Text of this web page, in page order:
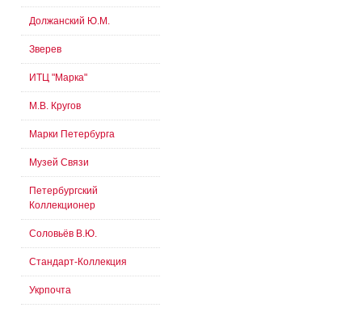
Должанский Ю.М.
Зверев
ИТЦ "Марка"
М.В. Кругов
Марки Петербурга
Музей Связи
Петербургский
Коллекционер
Соловьёв В.Ю.
Стандарт-Коллекция
Укрпочта